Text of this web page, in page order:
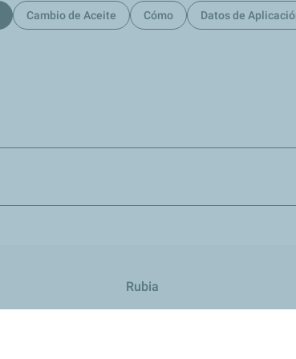
Cambio de Aceite Cómo Datos de
Rubia